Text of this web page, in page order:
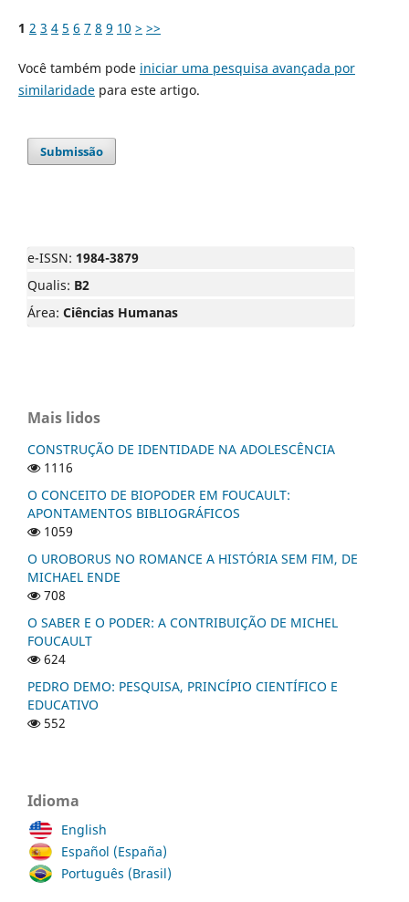
1 2 3 4 5 6 7 8 9 10 > >>
Você também pode iniciar uma pesquisa avançada por
similaridadepara este artigo.
Submissão
e-ISSN: 1984-3879
Qualis: B2
Área: Ciências Humanas
Mais lidos
CONSTRUÇÃO DE IDENTIDADE NA ADOLESCÊNCIA
1116
O CONCEITO DE BIOPODER EM FOUCAULT:
APONTAMENTOS BIBLIOGRÁFICOS
1059
O UROBORUS NO ROMANCE A HISTÓRIA SEM FIM, DE
MICHAEL ENDE
708
O SABER E O PODER: A CONTRIBUIÇÃO DE MICHEL
FOUCAULT
624
PEDRO DEMO: PESQUISA, PRINCÍPIO CIENTÍFICO E
EDUCATIVO
552
Idioma
English
Español (España)
Português (Brasil)